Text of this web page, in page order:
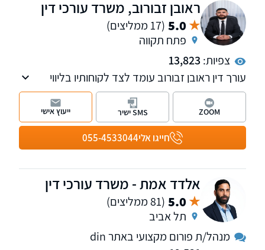
ראובן זבורוב, משרד עורכי דין
5.0 (17 ממליצים)
פתח תקווה
צפיות: 13,823
עורך דין ראובן זבורוב עומד לצד לקוחותיו בליווי
משפטי אישי, מוקפד ודיסקרטי, בשילוב ניסיון,
חשיבה מדויקת ומחויבות מלאה לכל אדם ולכל תיק
חייגו אלי055-4533044
ZOOM SMS ישיר ייעוץ אישי
אלדד אמת - משרד עורכי דין
5.0 (81 ממליצים)
תל אביב
מנהל/ת פורום מקצועי באתר din